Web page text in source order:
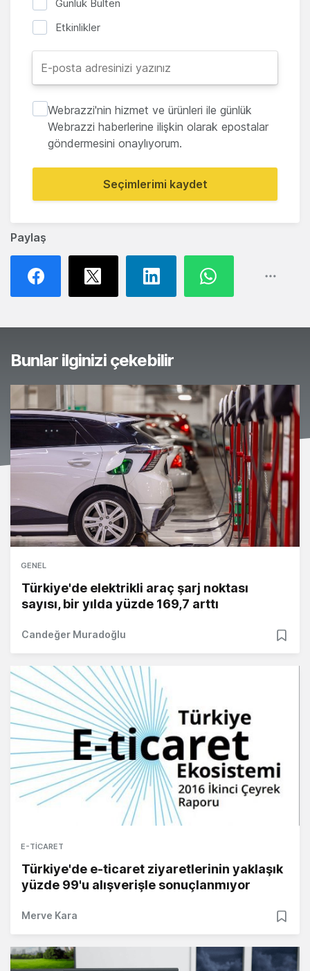
Paylaş
Günlük Bülten
Etkinlikler
Webrazzi'nin hizmet ve ürünleri ile günlük
Webrazzi haberlerine ilişkin olarak epostalar
göndermesini onaylıyorum.
Seçimlerimi kaydet
Bunlar ilginizi çekebilir
GENEL
Türkiye'de elektrikli araç şarj noktası
sayısı, bir yılda yüzde 169,7 arttı
Candeğer Muradoğlu
E-TICARET
Türkiye'de e-ticaret ziyaretlerinin yaklaşık
yüzde 99'u alışverişle sonuçlanmıyor
Merve Kara